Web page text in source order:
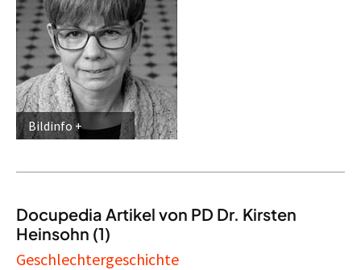
Bildinfo
Docupedia Artikel von PD Dr. Kirsten
Heinsohn (1)
Geschlechtergeschichte